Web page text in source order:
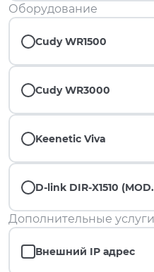
Оборудование
Cudy WR1500
Cudy WR3000
Keenetic Viva
D-link DIR-X1510
Дополнительные услуги
Внешний IP адрес